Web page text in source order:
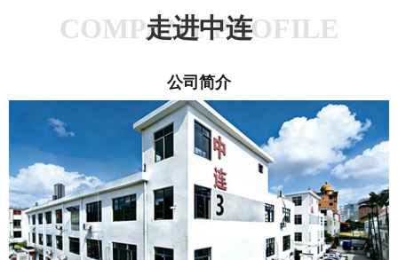
COMPANY PROFILE
走进中连
公司简介